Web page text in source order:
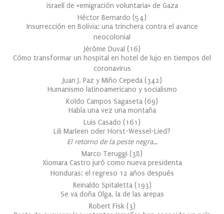
israelí de «emigración voluntaria» de Gaza
Héctor Bernardo (54)
Insurrección en Bolivia: una trinchera contra el avance
neocolonial
Jérôme Duval (16)
Cómo transformar un hospital en hotel de lujo en tiempos del
coronavirus
Juan J. Paz y Miño Cepeda (342)
Humanismo latinoamericano y socialismo
Koldo Campos Sagaseta (69)
Había una vez una montaña
Luis Casado (161 )
Lili Marleen oder Horst-Wessel-Lied?
El retorno de la peste negra…
Marco Teruggi (38)
Xiomara Castro juró como nueva presidenta
Honduras: el regreso 12 años después
Reinaldo Spitaletta (193)
Se va doña Olga, la de las arepas
Robert Fisk (3)